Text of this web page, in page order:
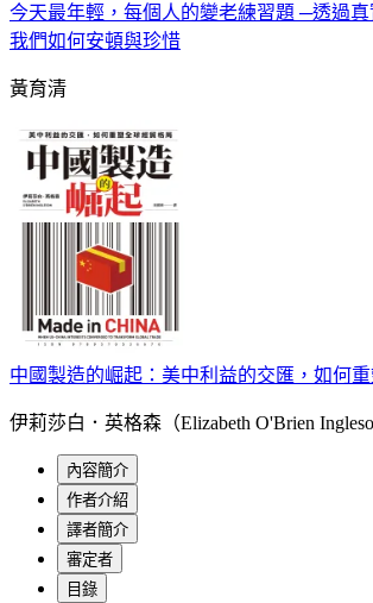
今天最年輕，每個人的變老練習題 ─透過
我們如何安頓與珍惜
黃育清
中國製造的崛起：美中利益的交匯，如何
伊莉莎白．英格森（Elizabeth O'Brien
內容簡介
作者介紹
譯者簡介
審定者
目錄